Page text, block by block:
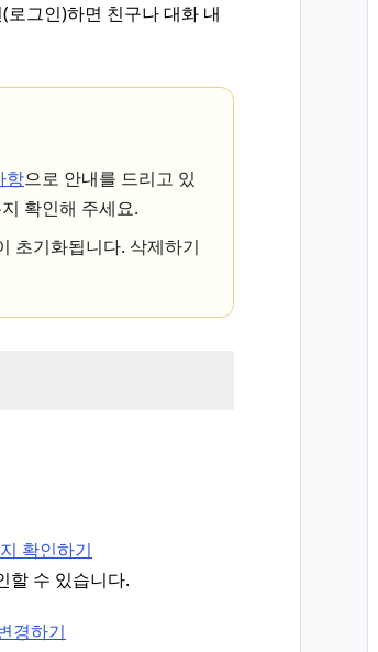
로그인)하면 친구나 대화 내
항으로 안내를 드리고 있
확인해 주세요.
초기화됩니다. 삭제하기
확인하기
할 수 있습니다.
경하기